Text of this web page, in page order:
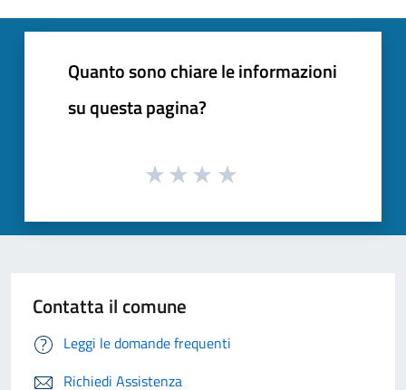
Quanto sono chiare le informazioni
su questa pagina?
Contatta il comune
Leggi le domande frequenti
Richiedi Assistenza